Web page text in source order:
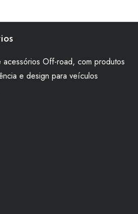
acessórios Off-road, com produtos
e design para veículos